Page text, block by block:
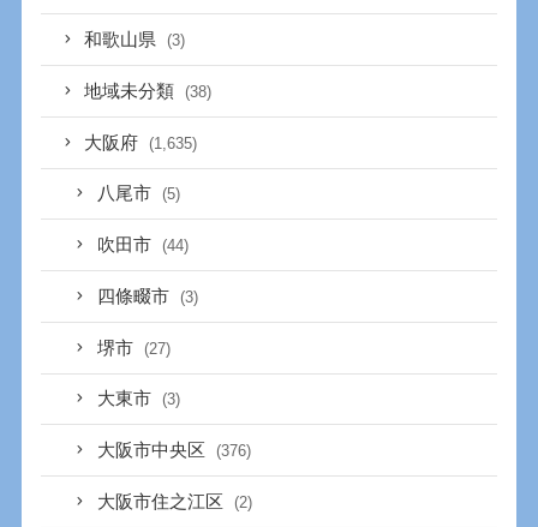
和歌山県 (3)
地域未分類 (38)
大阪府 (1,635)
八尾市 (5)
吹田市 (44)
四條畷市 (3)
堺市 (27)
大東市 (3)
大阪市中央区 (376)
大阪市住之江区 (2)